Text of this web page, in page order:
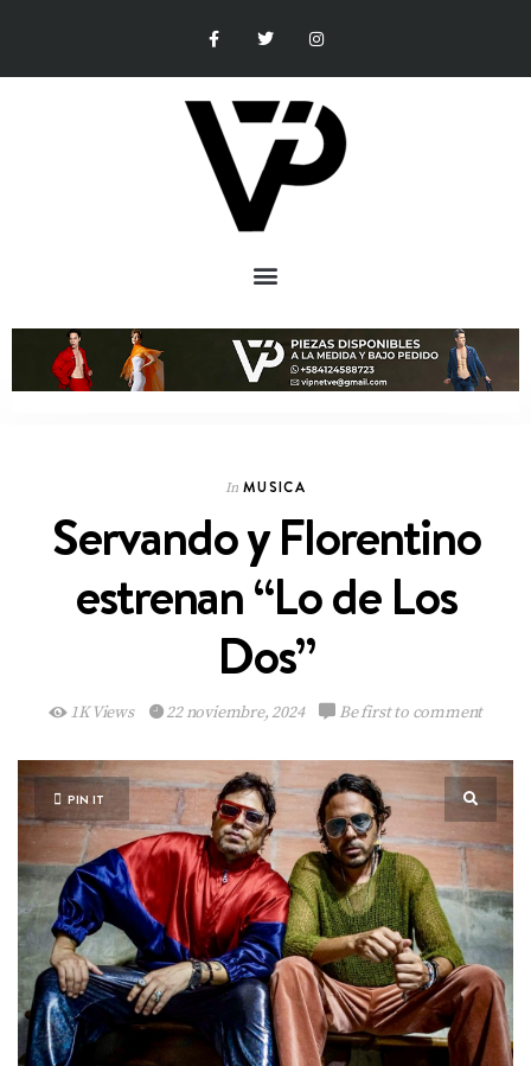
In MUSICA
Servando y Florentino
estrenan “Lo de Los
Dos”
1K Views 22 noviembre, 2024 Be first to comment
PIN IT